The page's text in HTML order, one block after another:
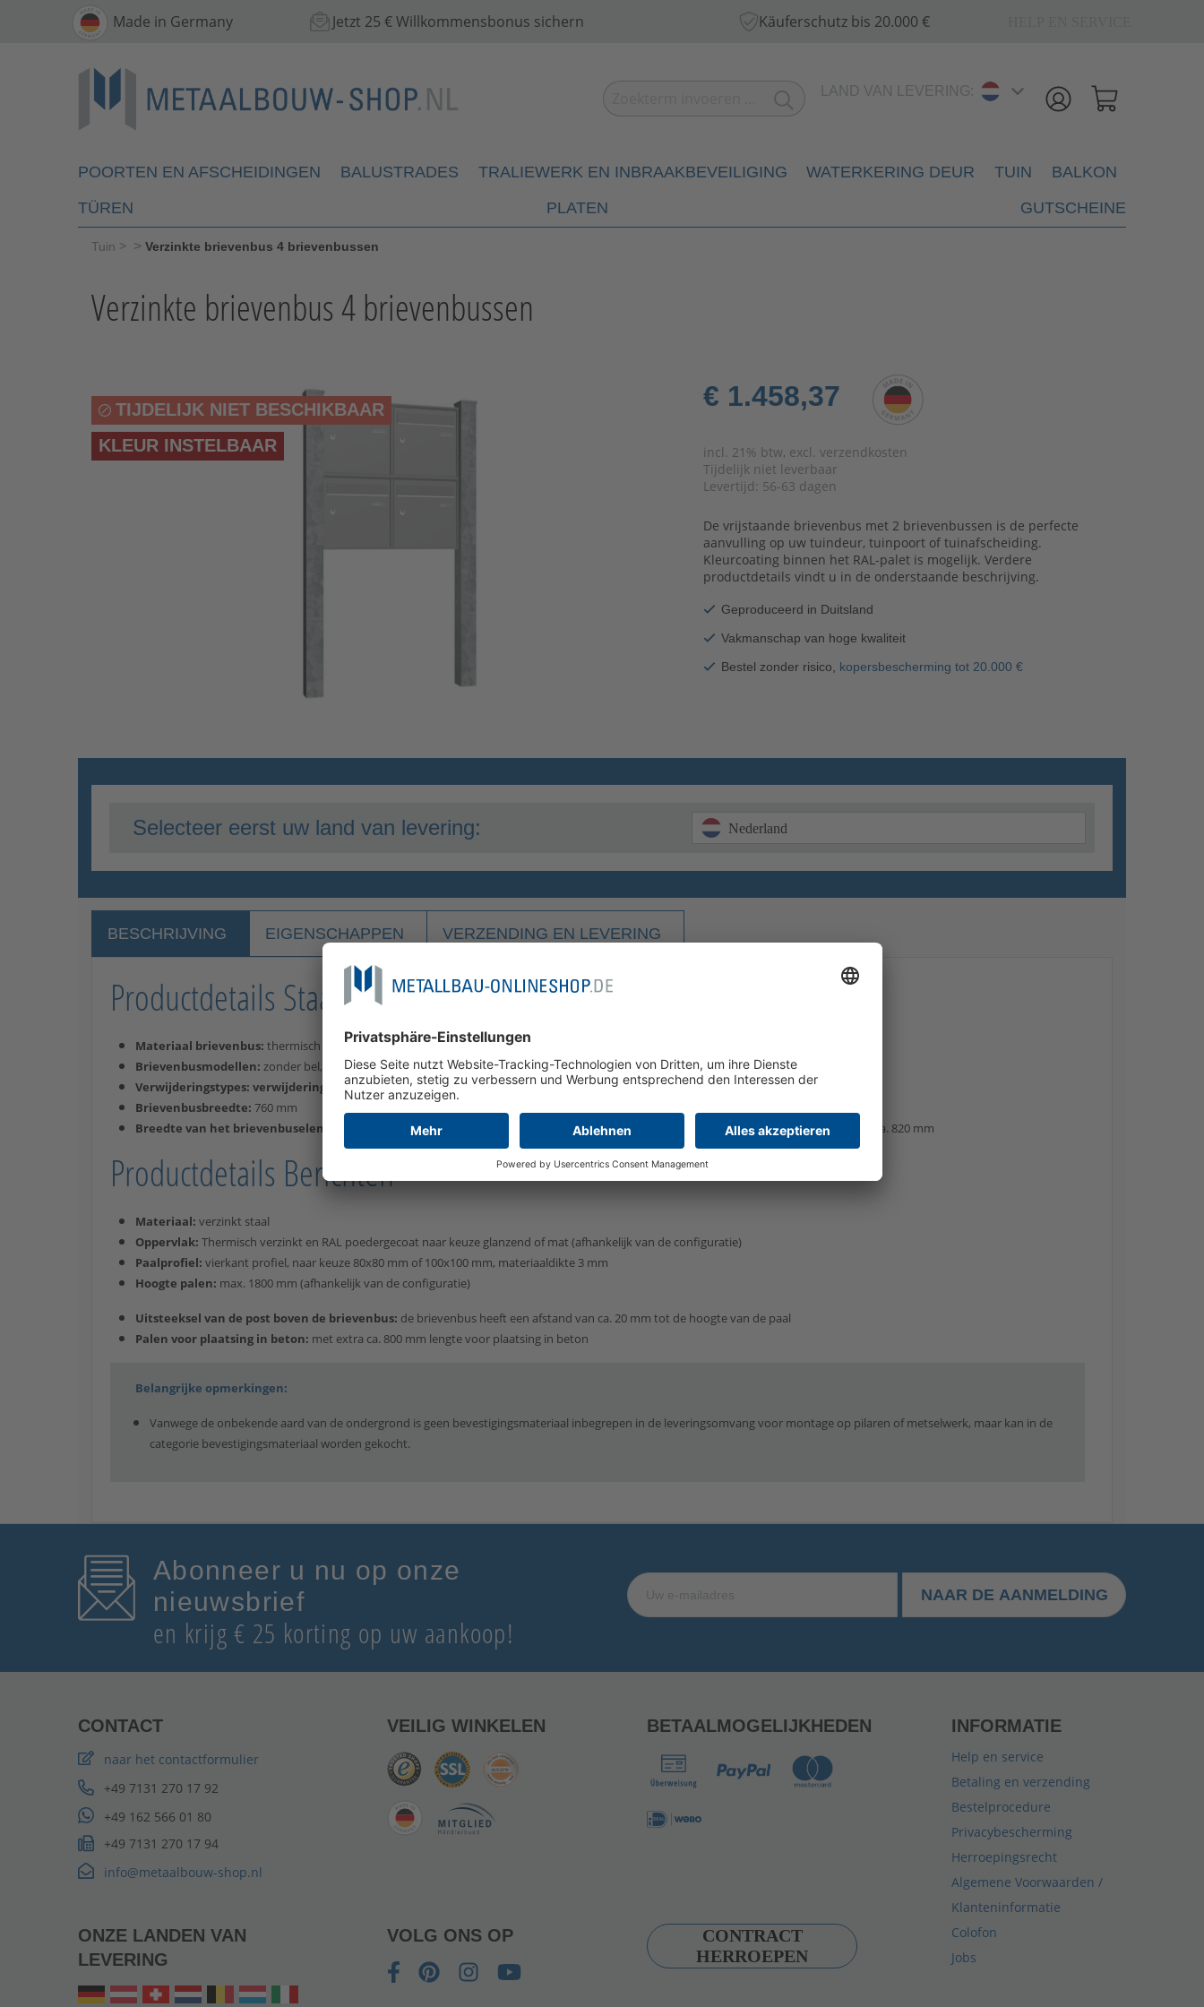
Made in Germany Jetzt 25 € Willkommensbonus sichern Käuferschutz bis 20.000 €
LAND VAN LEVERING:
POORTEN EN AFSCHEIDINGEN BALUSTRADES TRALIEWERK EN INBRAAKBEVEILIGING WATERKERING DEUR TUIN
BALKON
TÜREN
PLATEN GUTSCHEINE
Tuin > > Verzinkte brievenbus 4 brievenbussen
Verzinkte brievenbus 4 brievenbussen
TIJDELIJK NIET BESCHIKBAAR
KLEUR INSTELBAAR
€ 1.458,37
incl. 21% btw, excl. verzendkosten
Tijdelijk niet leverbaar
Levertijd: 56-63 dagen
De vrijstaande brievenbus met 2 brievenbussen is de perfecte
aanvulling op uw tuindeur, tuinpoort of tuinafscheiding.
Kleurcoating binnen het RAL-palet is mogelijk. Verdere
productdetails vindt u in de onderstaande beschrijving.
Geproduceerd in Duitsland
Vakmanschap van hoge kwaliteit
Bestel zonder risico, kopersbescherming tot 20.000 €
Selecteer eerst uw land van levering: Nederland
BESCHRIJVING EIGENSCHAPPEN VERZENDING EN LEVERING
Productdetails Staande brievenbus verzinkt 4 brievenbussen
Materiaal brievenbus: thermisch verzinkt staal en RAL-poedercoating naar keuze glanzend of mat (afhankelijk van de configuratie)
Brievenbusmodellen: zonder bel, met bel of met bel en voorbereiding voor intercomsysteem
Verwijderingstypes: verwijdering
van de voorkant of verwijdering van de achterkant
Brievenbusbreedte: 760 mm
Breedte van het brievenbuselement met post: indien post 100x100x3 mm is gekozen: ca. 860 mm, indien paal 80x80x3 mm is gekozen: ca. 820 mm
Productdetails Berichten
Materiaal: verzinkt staal
Oppervlak: Thermisch verzinkt en RAL poedergecoat naar keuze glanzend of mat (afhankelijk van de configuratie)
Paalprofiel: vierkant profiel, naar keuze 80x80 mm of 100x100 mm, materiaaldikte 3 mm
Hoogte palen: max. 1800 mm (afhankelijk van de configuratie)
Uitsteeksel van de post boven de brievenbus: de brievenbus heeft een afstand van ca. 20 mm tot de hoogte van de paal
Palen voor plaatsing in beton: met extra ca. 800 mm lengte voor plaatsing in beton
Belangrijke opmerkingen:
Vanwege de onbekende aard van de ondergrond is geen bevestigingsmateriaal inbegrepen in de leveringsomvang voor montage op pilaren of metselwerk, maar kan in de
categorie bevestigingsmateriaal worden gekocht.
Abonneer u nu op onze
nieuwsbrief
en krijg € 25 korting op uw aankoop!
NAAR DE AANMELDING
CONTACT
naar het contactformulier
+49 7131 270 17 92
+49 162 566 01 80
+49 7131 270 17 94
info@metaalbouw-shop.nl
ONZE LANDEN VAN
LEVERING
VEILIG WINKELEN
VOLG ONS OP
BETAALMOGELIJKHEDEN
CONTRACT
HERROEPEN
INFORMATIE
Help en service
Betaling en verzending
Bestelprocedure
Privacybescherming
Herroepingsrecht
Algemene Voorwaarden /
Klanteninformatie
Colofon
Jobs